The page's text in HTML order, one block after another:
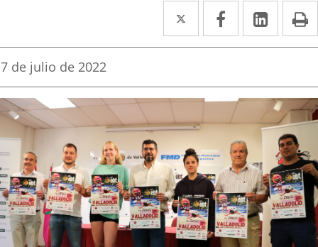
Twitter
Enlace
a
aplicación
externa.
Facebook
Enlace
a
aplicación
externa.
Enlace
a
Fecha
la
noticia
7 de julio de 2022